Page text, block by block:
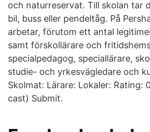
och naturreservat. Till skolan tar
bil, buss eller pendeltåg. På
arbetar, förutom ett antal
samt förskollärare och
specialpedagog, speciallärare,
studie- och yrkesvägledare och
Skolmat: Lärare: Lokaler: Rating:
cast) Submit.